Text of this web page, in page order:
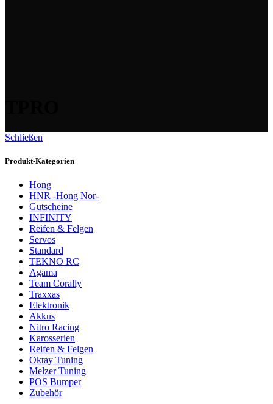
Schließen
Produkt-Kategorien
Hong
HNR -Hong Nor-
Gutscheine
INFINITY
Reifen & Felgen
Servos
Standard
TEKNO RC
Agama
Team Corally
Traxxas
Elektronik
Akkus
Nitro Racing
Karosserien
Reifen & Felgen
Oktay Tuning
Melzer Tuning
POS Bumper
Zubehör